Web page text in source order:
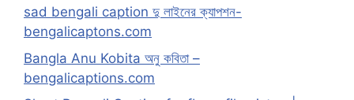
sad bengali caption দু লাইনের ক্যাপশন-
bengalicaptons.com
Bangla Anu Kobita অনু কবিতা –
bengalicaptions.com